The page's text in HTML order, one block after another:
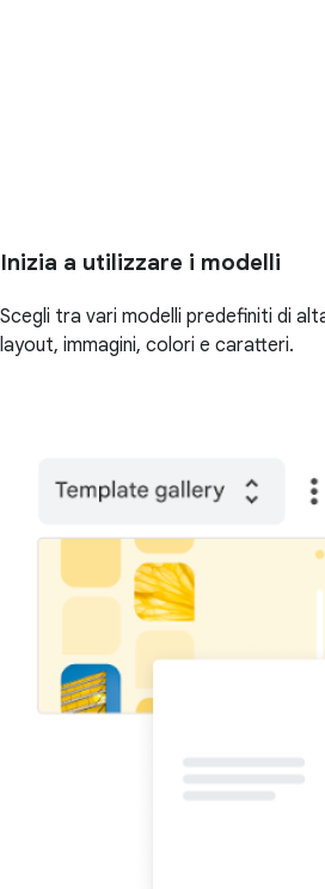
Inizia a utilizzare i modelli
Scegli tra vari modelli predefiniti di
layout, immagini, colori e caratteri.